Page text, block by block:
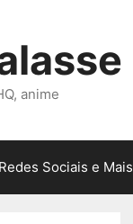
anime
Redes Sociais e Mais